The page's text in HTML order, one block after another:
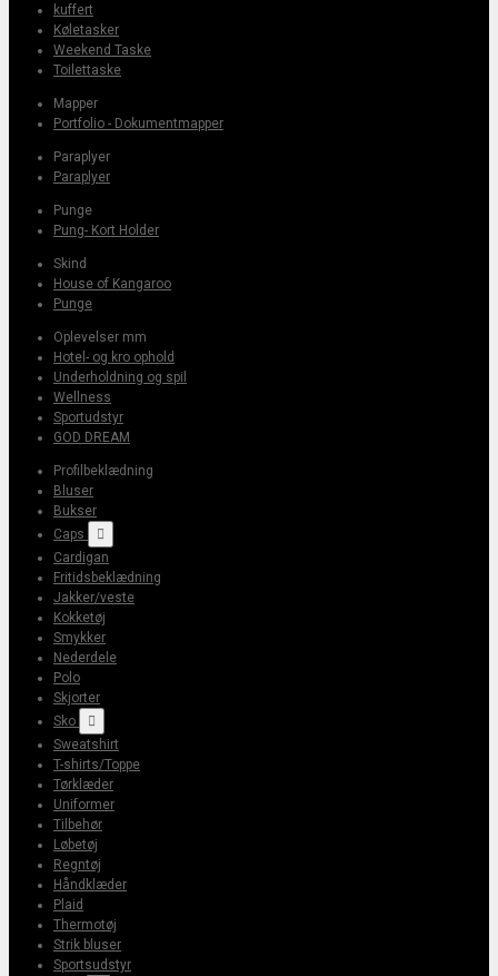
kuffert
Køletasker
Weekend Taske
Toilettaske
Mapper
Portfolio - Dokumentmapper
Paraplyer
Paraplyer
Punge
Pung- Kort Holder
Skind
House of Kangaroo
Punge
Oplevelser mm
Hotel- og kro ophold
Underholdning og spil
Wellness
Sportudstyr
GOD DREAM
Profilbeklædning
Bluser
Bukser
Caps

Cardigan
Fritidsbeklædning
Jakker/veste
Kokketøj
Smykker
Nederdele
Polo
Skjorter
Sko

Sweatshirt
T-shirts/Toppe
Tørklæder
Uniformer
Tilbehør
Løbetøj
Regntøj
Håndklæder
Plaid
Thermotøj
Strik bluser
Sportsudstyr